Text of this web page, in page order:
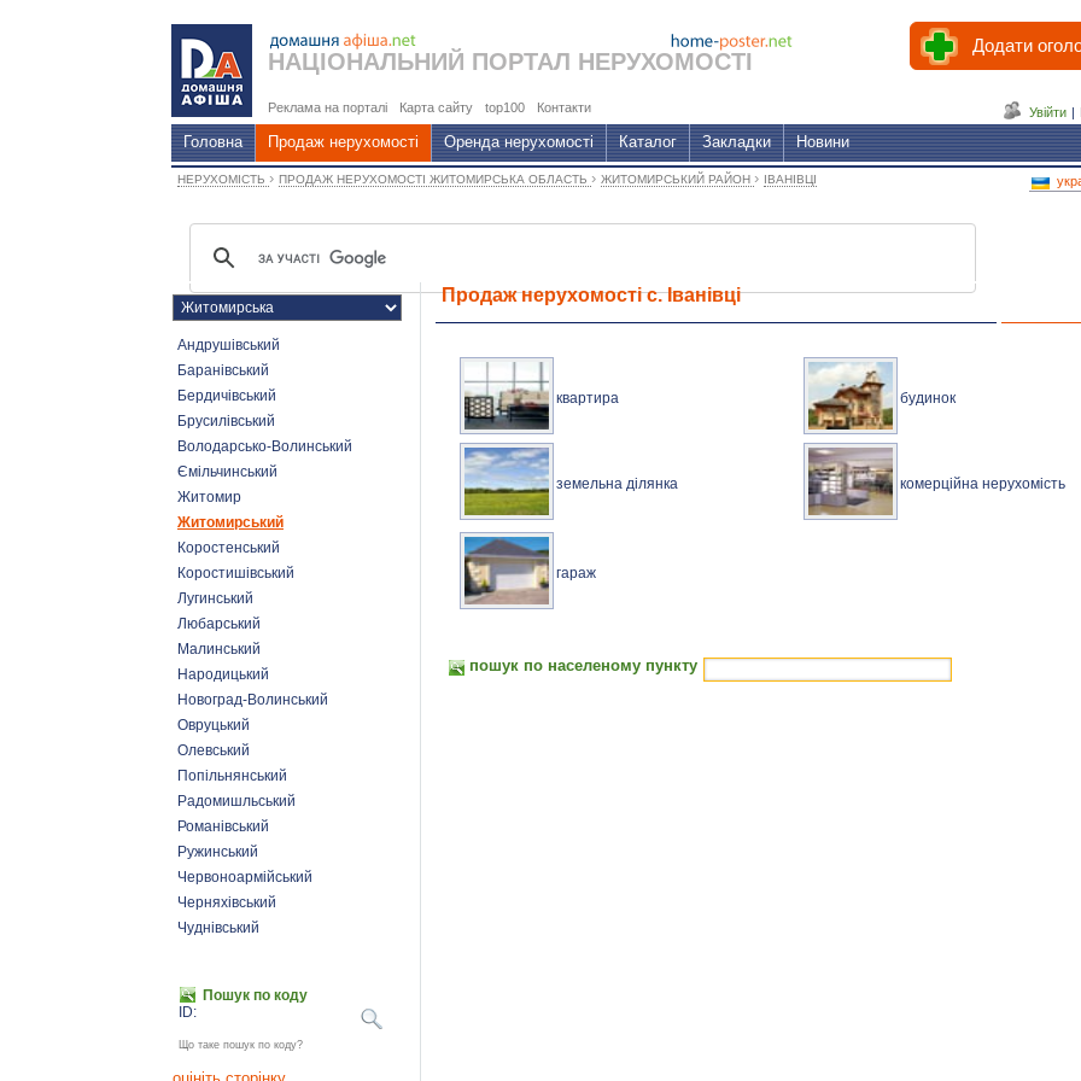
НАЦІОНАЛЬНИЙ ПОРТАЛ НЕРУХОМОСТІ
Додати
Реклама на порталі Карта сайту top100 Контакти Увійти |
Головна Продаж нерухомості Оренда нерухомості Каталог Закладки Новини
НЕРУХОМІСТЬ › ПРОДАЖ НЕРУХОМОСТІ ЖИТОМИРСЬКА ОБЛАСТЬ › ЖИТОМИРСЬКИЙ РАЙОН › ІВАНІВЦІ
Андрушівський
Баранівський
Бердичівський
Брусилівський
Володарсько-Волинський
Ємільчинський
Житомир
Житомирський
Коростенський
Коростишівський
Лугинський
Любарський
Малинський
Народицький
Новоград-Волинський
Овруцький
Олевський
Попільнянський
Радомишльський
Романівський
Ружинський
Червоноармійський
Черняхівський
Чуднівський
Пошук по коду
ID:
Що таке пошук по коду?
Продаж нерухомості с. Іванівці
квартира будинок
земельна ділянка комерційна нерухомість
гараж
пошук по населеному пункту